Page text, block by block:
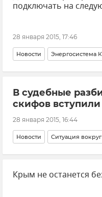
подключать на
28 января 2015, 17:46
Новости Энергосистема
В судебные
скифов
28 января 2015, 16:44
Новости Ситуация
Крым не останется